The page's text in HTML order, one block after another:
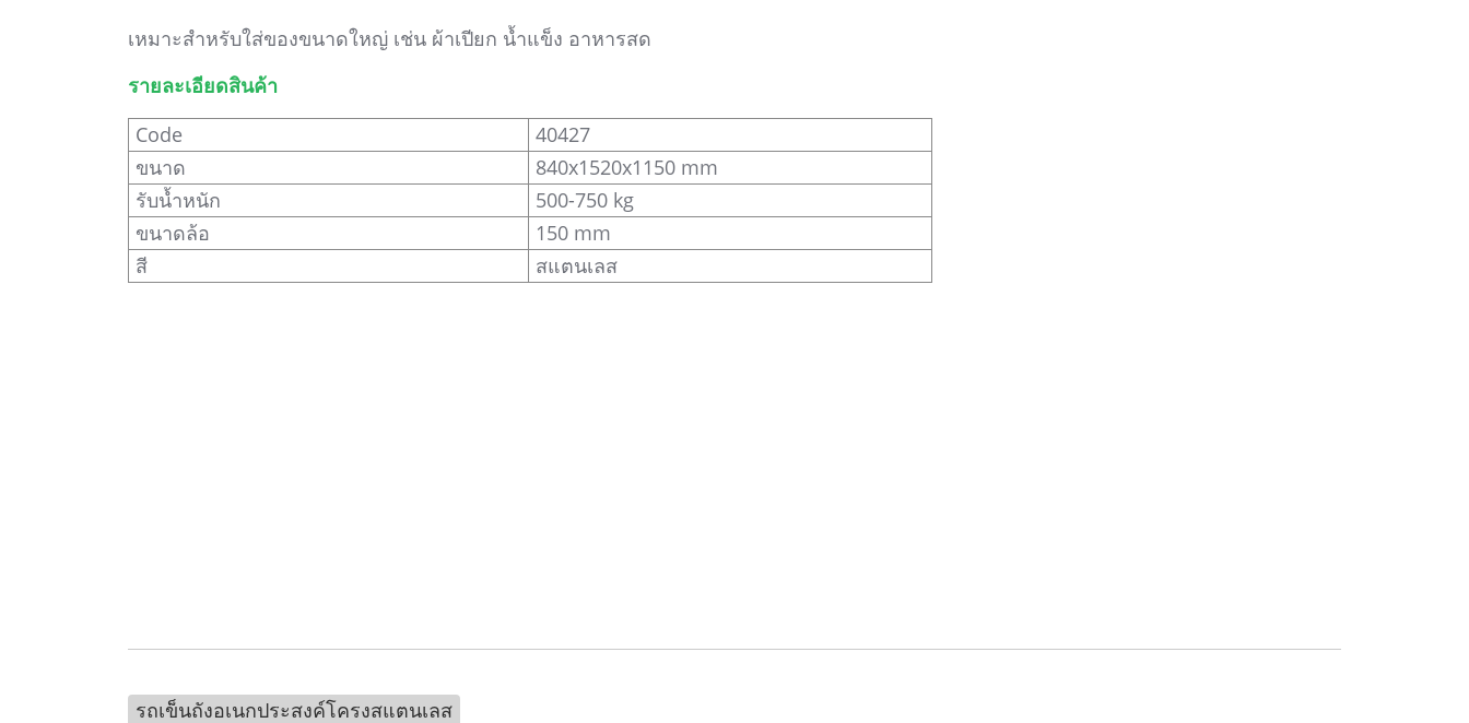
เหมาะสำหรับใส่ของขนาดใหญ่ เช่น ผ้าเปียก น้ำแข็ง อาหารสด
รายละเอียดสินค้า
Code
40427
ขนาด
840x1520x1150 mm
รับน้ำหนัก
500-750 kg
ขนาดล้อ
150 mm
สี
สแตนเลส
รถเข็นถังอเนกประสงค์โครงสแตนเลส